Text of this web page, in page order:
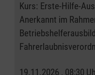
Kurs: Erste-Hilfe-
Anerkannt im
19.11.2026 , 08:30